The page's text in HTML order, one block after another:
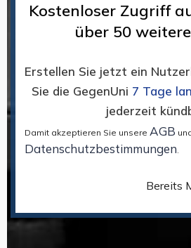
Kostenloser Zugriff
über 50
Erstellen Sie jetzt ein
Sie die GegenUni 7 Tage
jederzeit
Damit akzeptieren Sie unsere AGB
Datenschutzbestimmungen.
Bereits